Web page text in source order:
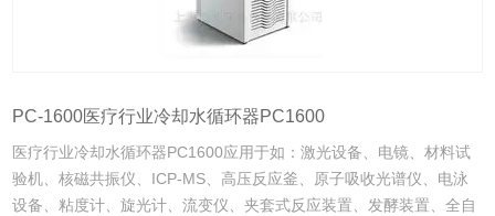
PC-1600医疗行业冷却水循环器PC1600
医疗行业冷却水循环器PC1600应用于如：激光设备、电镜、材料试
验机、核磁共振仪、ICP-MS、高压反应釜、原子吸收光谱仪、电泳
设备、粘度计、旋光计、流变仪、夹套式反应装置、发酵装置、全自